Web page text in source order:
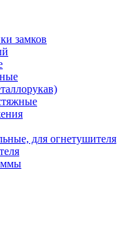
замков
для огнетушителя